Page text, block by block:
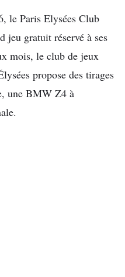
le Paris Elysées Club
jeu gratuit réservé à ses
mois, le club de jeux
propose des tirages
une BMW Z4 à